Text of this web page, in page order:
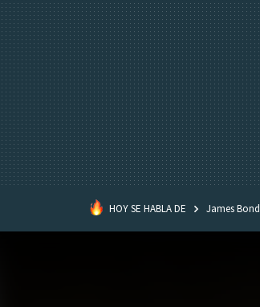
HOY SE HABLA DE James Bond